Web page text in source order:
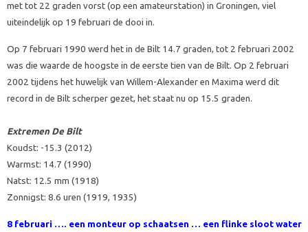
met tot 22 graden vorst (op een amateurstation) in Groningen, viel
uiteindelijk op 19 februari de dooi in.
Op 7 februari 1990 werd het in de Bilt 14.7 graden, tot 2 februari 2002
was die waarde de hoogste in de eerste tien van de Bilt. Op 2 februari
2002 tijdens het huwelijk van Willem-Alexander en Maxima werd dit
record in de Bilt scherper gezet, het staat nu op 15.5 graden.
Extremen De Bilt
Koudst: -15.3 (2012)
Warmst: 14.7 (1990)
Natst: 12.5 mm (1918)
Zonnigst: 8.6 uren (1919, 1935)
8 februari …. een monteur op schaatsen … een flinke sloot water